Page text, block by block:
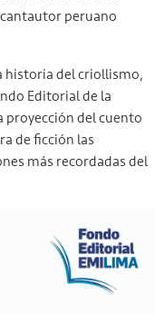
cantautor peruano
historia del criollismo,
Editorial de la
proyección del cuento
de ficción las
más recordadas del